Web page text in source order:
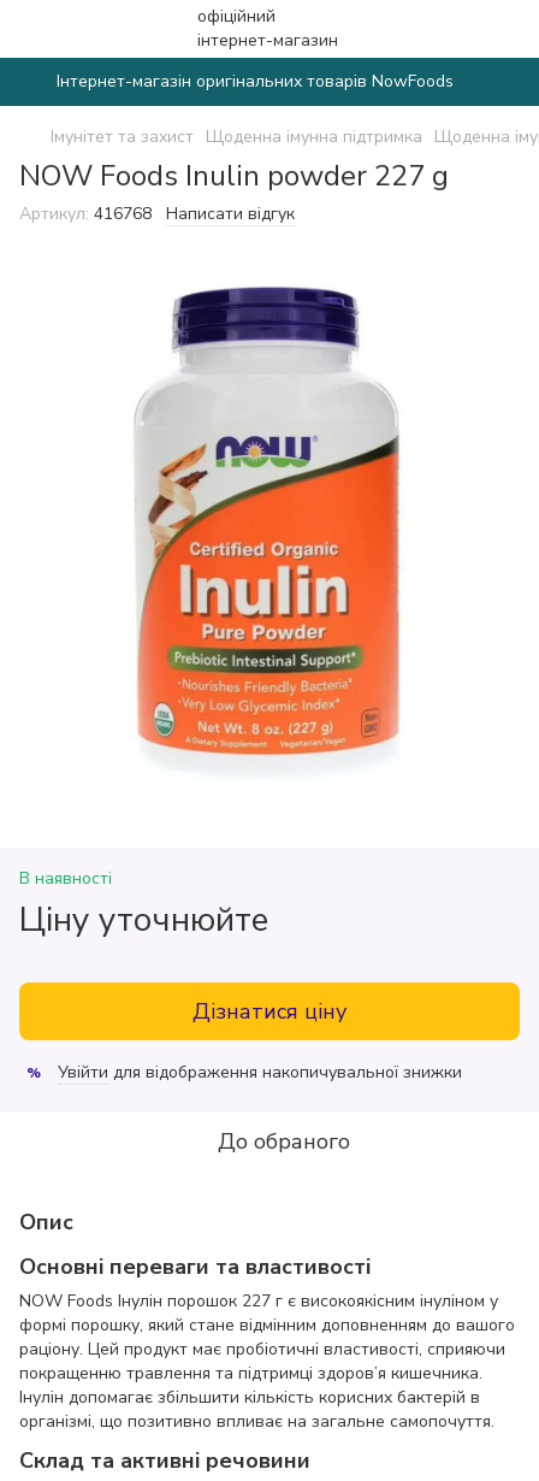
Інтернет-магазін оригінальних товарів NowFoods
Імунітет та захист Щоденна імунна підтримка Щоденна
NOW Foods Inulin powder 227 g
Артикул: 416768 Написати відгук
В наявності
Ціну уточнюйте
Дізнатися ціну
% Увійти для відображення накопичувальної знижки
До обраного
Опис
Основні переваги та властивості
NOW Foods Інулін порошок 227 г є високоякісним інуліном у
формі порошку, який стане відмінним доповненням до вашого
раціону. Цей продукт має пробіотичні властивості, сприяючи
покращенню травлення та підтримці здоров’я кишечника.
Інулін допомагає збільшити кількість корисних бактерій в
організмі, що позитивно впливає на загальне самопочуття.
Склад та активні речовини